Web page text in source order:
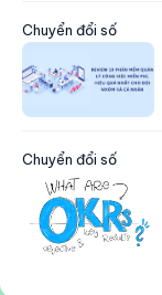
Chuyển đổi số
Chuyển đổi số